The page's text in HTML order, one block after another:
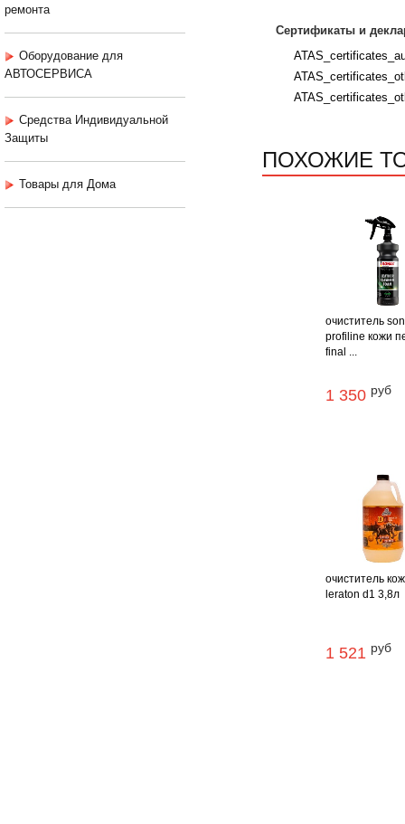
ремонта
Оборудование для
АВТОСЕРВИСА
Средства Индивидуальной
Защиты
Товары для Дома
Сертификаты и
ПОХОЖИЕ
очиститель
profiline кожи
final ...
1 350 руб
очиститель
leraton d1 3,8л
1 521 руб